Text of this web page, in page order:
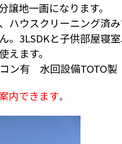
地一画になります。
ハウスクリーニング済
。3LSDKと子供部屋寝
ます。
ン有 水回設備TOTO製
内できます。